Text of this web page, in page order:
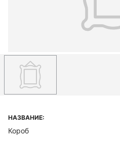
НАЗВАНИЕ:
Короб